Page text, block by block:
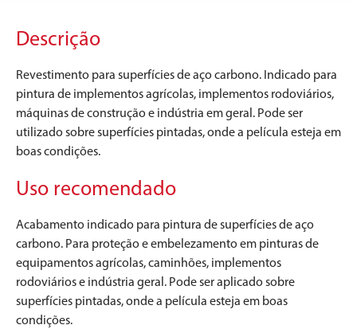
Descrição
Revestimento para superfícies de aço carbono. Indicado para
pintura de implementos agrícolas, implementos rodoviários,
máquinas de construção e indústria em geral. Pode ser
utilizado sobre superfícies pintadas, onde a película esteja em
boas condições.
Uso recomendado
Acabamento indicado para pintura de superfícies de aço
carbono. Para proteção e embelezamento em pinturas de
equipamentos agrícolas, caminhões, implementos
rodoviários e indústria geral. Pode ser aplicado sobre
superfícies pintadas, onde a película esteja em boas
condições.